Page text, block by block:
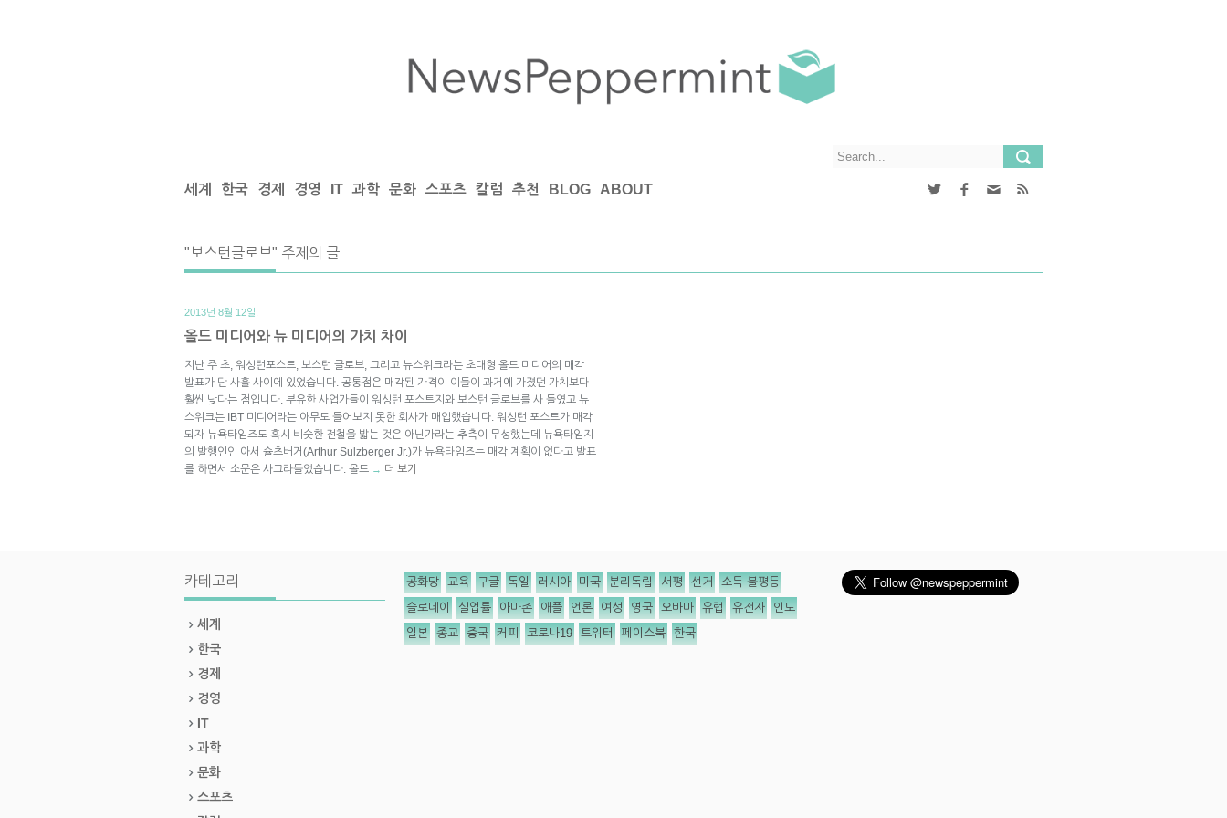
세계 한국 경제 경영 IT 과학 문화 스포츠 칼럼 추천 BLOG ABOUT
"보스턴글로브" 주제의 글
2013년 8월 12일.
올드 미디어와 뉴 미디어의 가치 차이
지난 주 초, 워싱턴포스트, 보스턴 글로브, 그리고 뉴스위크라는 초대형 올드 미디어의 매각
발표가 단 사흘 사이에 있었습니다. 공통점은 매각된 가격이 이들이 과거에 가졌던 가치보다
훨씬 낮다는 점입니다. 부유한 사업가들이 워싱턴 포스트지와 보스턴 글로브를 사 들였고 뉴
스위크는 IBT 미디어라는 아무도 들어보지 못한 회사가 매입했습니다. 워싱턴 포스트가 매각
되자 뉴욕타임즈도 혹시 비슷한 전철을 밟는 것은 아닌가라는 추측이 무성했는데 뉴욕타임지
의 발행인인 아서 슐츠버거(Arthur Sulzberger Jr.)가 뉴욕타임즈는 매각 계획이 없다고 발표
를 하면서 소문은 사그라들었습니다. 올드 → 더 보기
카테고리
세계
한국
경제
경영
IT
과학
문화
스포츠
공화당 교육 구글 독일 러시아 미국 분리독립 서평 선거 소득 불평등
슬로데이 실업률 아마존 애플 언론 여성 영국 오바마 유럽 유전자 인도
일본 종교 중국 커피 코로나19 트위터 페이스북 한국